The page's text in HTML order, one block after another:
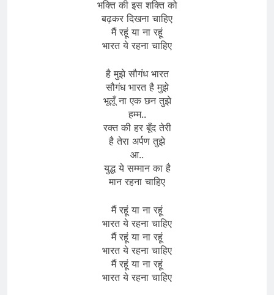
भक्ति की इस शक्ति को
बढ़कर दिखना चाहिए
मैं रहूं या ना रहूं
भारत ये रहना चाहिए
है मुझे सौगंध भारत
सौगंध भारत है मुझे
भूलूँ ना एक छन तुझे
हम्म..
रक्त की हर बूँद तेरी
है तेरा अर्पण तुझे
आ..
युद्ध ये सम्मान का है
मान रहना चाहिए
मैं रहूं या ना रहूं
भारत ये रहना चाहिए
मैं रहूं या ना रहूं
भारत ये रहना चाहिए
मैं रहूं या ना रहूं
भारत ये रहना चाहिए